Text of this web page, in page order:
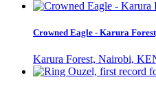
Crowned Eagle - Karura
Karura Forest, Nairobi,